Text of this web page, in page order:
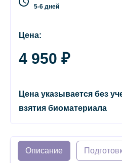
5-6 дней
Цена:
4 950 ₽
Цена указывается без
взятия биоматериала
Описание